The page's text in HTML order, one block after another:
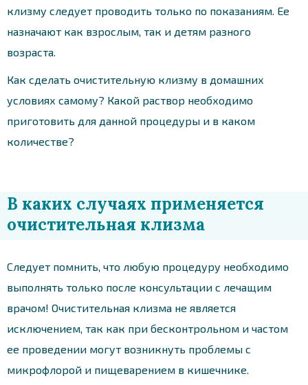
клизму следует проводить только по показаниям. Ее
назначают как взрослым, так и детям разного
возраста.
Как сделать очистительную клизму в домашних
условиях самому? Какой раствор необходимо
приготовить для данной процедуры и в каком
количестве?
В каких случаях применяется
очистительная клизма
Следует помнить, что любую процедуру необходимо
выполнять только после консультации с лечащим
врачом! Очистительная клизма не является
исключением, так как при бесконтрольном и частом
ее проведении могут возникнуть проблемы с
микрофлорой и пищеварением в кишечнике.